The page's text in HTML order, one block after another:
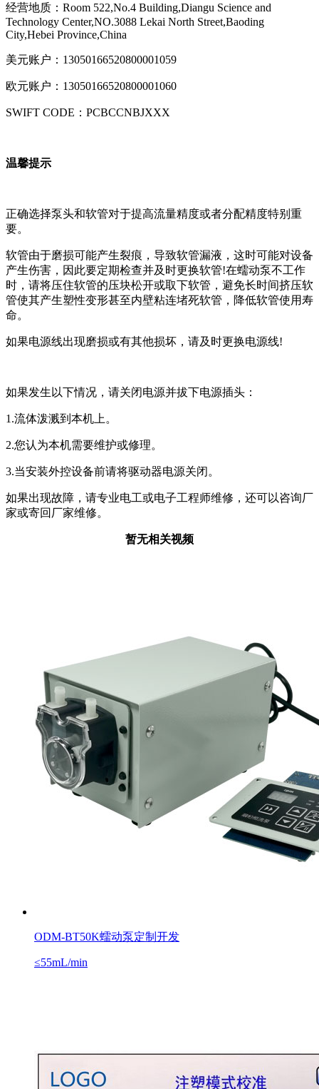
经营地质：Room 522,No.4 Building,Diangu Science and
Technology Center,NO.3088 Lekai North Street,Baoding
City,Hebei Province,China
美元账户：13050166520800001059
欧元账户：13050166520800001060
SWIFT CODE：PCBCCNBJXXX
温馨提示
正确选择泵头和软管对于提高流量精度或者分配精度特别重
要。
软管由于磨损可能产生裂痕，导致软管漏液，这时可能对设备
产生伤害，因此要定期检查并及时更换软管!在蠕动泵不工作
时，请将压住软管的压块松开或取下软管，避免长时间挤压软
管使其产生塑性变形甚至内壁粘连堵死软管，降低软管使用寿
命。
如果电源线出现磨损或有其他损坏，请及时更换电源线!
如果发生以下情况，请关闭电源并拔下电源插头：
1.流体泼溅到本机上。
2.您认为本机需要维护或修理。
3.当安装外控设备前请将驱动器电源关闭。
如果出现故障，请专业电工或电子工程师维修，还可以咨询厂
家或寄回厂家维修。
暂无相关视频
ODM-BT50K蠕动泵定制开发
≤55mL/min